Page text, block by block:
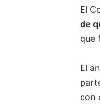
El
de
que
El
con